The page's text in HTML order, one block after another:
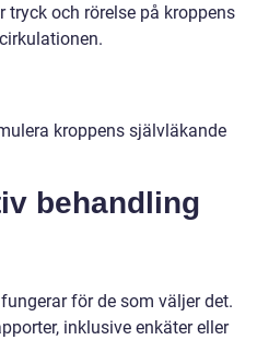
och rörelse på kroppens
kroppens självläkande
behandling
för de som väljer det.
inklusive enkäter eller